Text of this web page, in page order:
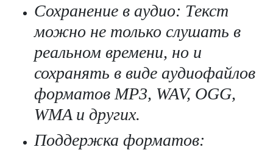
Сохранение в аудио: Текст
можно не только слушать в
реальном времени, но и
сохранять в виде аудиофайлов
форматов MP3, WAV, OGG,
WMA и других.
Поддержка форматов: